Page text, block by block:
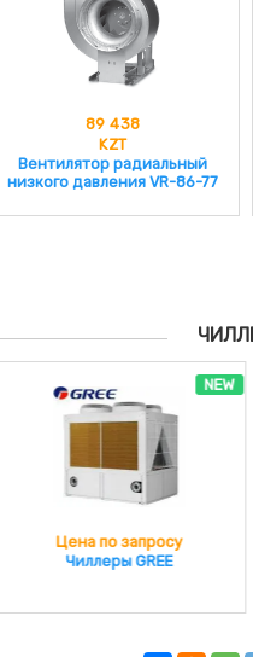
89 438
KZT
Вентилятор радиальный
низкого давления VR-86-77
NEW
Цена по запросу
Чиллеры GREE